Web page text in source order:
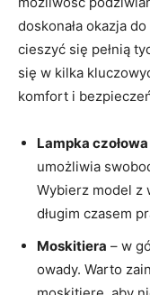
doskonała okazja
cieszyć się pełnią
się w kilka
komfort i
Lampka czołowa
umożliwia
Wybierz model z
długim czasem
Moskitiera – ‍w
owady. Warto